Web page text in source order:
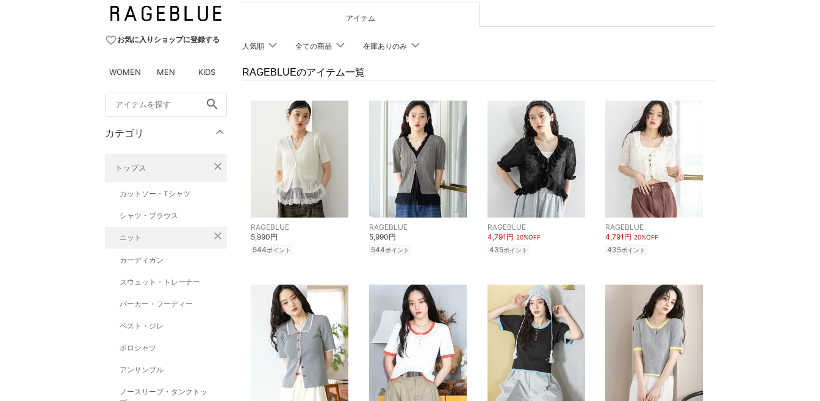
favorite_borderお気に入りショップに登録する
WOMEN MEN KIDS
search
カテゴリ
トップス close
カットソー・Tシャツ
シャツ・ブラウス
ニット close
カーディガン
スウェット・トレーナー
パーカー・フーディー
ベスト・ジレ
ポロシャツ
アンサンブル
ノースリーブ・タンクトッ
アイテム
人気順 全ての商品 在庫ありのみ
RAGEBLUEのアイテム一覧
RAGEBLUE
5,990円
544ポイント
RAGEBLUE
5,990円
544ポイント
RAGEBLUE
4,791円 20%OFF
435ポイント
RAGEBLUE
4,791円 20%OFF
435ポイント